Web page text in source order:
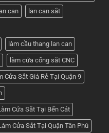
can lan can sắt
làm cầu thang lan can
làm cửa cổng sắt CNC
Cửa Sắt Giá Rẻ Tại Quận 9
Cửa Sắt Tại Bến Cát
Cửa Sắt Tại Quận Tân Phú